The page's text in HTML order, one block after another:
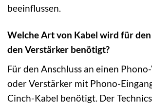
beeinflussen.
Welche Art von Kabel wird für den
den Verstärker benötigt?
Für den Anschluss an einen
oder Verstärker mit Phono-
Cinch-Kabel benötigt. Der